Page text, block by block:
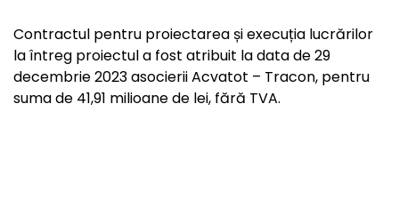
Contractul pentru proiectarea și execuția lucrărilor
la întreg proiectul a fost atribuit la data de 29
decembrie 2023 asocierii Acvatot – Tracon, pentru
suma de 41,91 milioane de lei, fără TVA.